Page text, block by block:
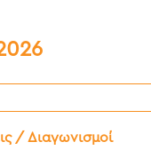
/ Διαγωνισμοί